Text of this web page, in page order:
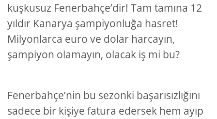
kuşkusuz Fenerbahçe’dir! Tam tamına 12
yıldır Kanarya şampiyonluğa hasret!
Milyonlarca euro ve dolar harcayın,
şampiyon olamayın, olacak iş mi bu?
Fenerbahçe’nin bu sezonki başarısızlığını
sadece bir kişiye fatura edersek hem ayıp